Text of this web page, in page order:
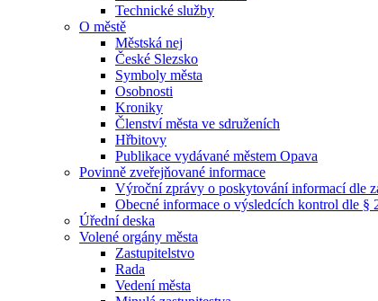
Technické služby
O městě
Městská nej
České Slezsko
Symboly města
Osobnosti
Kroniky
Členství města ve sdruženích
Hřbitovy
Publikace vydávané městem Opava
Povinně zveřejňované informace
Výroční zprávy o poskytování informací dle
Obecné informace o výsledcích kontrol dle §
Úřední deska
Volené orgány města
Zastupitelstvo
Rada
Vedení města